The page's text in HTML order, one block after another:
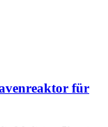
für